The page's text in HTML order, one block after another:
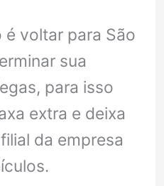
é voltar para São
sua
para isso
extra e deixa
da empresa